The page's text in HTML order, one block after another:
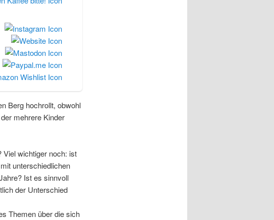
Berg hochrollt, obwohl
mehrere Kinder
Viel wichtiger noch: ist
unterschiedlichen
Ist es sinnvoll
der Unterschied
Themen über die sich